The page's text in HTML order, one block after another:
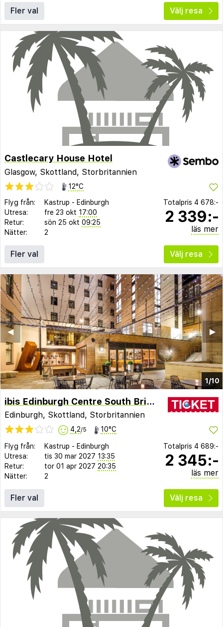
Fler val Välj resa
Castlecary House Hotel
Glasgow, Skottland, Storbritannien
12°C
Flyg från:
Kastrup - Edinburgh
Utresa:
fre 23 okt 17:00
Retur:
sön 25 okt 09:25
Nätter:
2
Totalpris 4 678:-
2 339:-
läs mer
Fler val Välj resa
1/10
▶︎
◀︎
ibis Edinburgh Centre South Bridge - Royal Mile
Edinburgh, Skottland, Storbritannien
4,2/5 10°C
Flyg från: Kastrup - Edinburgh
Utresa:
tis 30 mar 2027 13:35
Retur:
tor 01 apr 2027 20:35
Nätter:
2
Totalpris 4 689:-
2 345:-
läs mer
Fler val Välj resa